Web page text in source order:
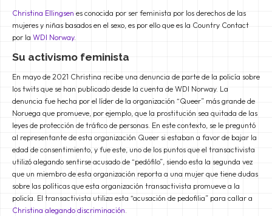
Christina Ellingsen es conocida por ser feminista por los derechos de las
mujeres y niñas basados en el sexo, es por ello que es la Country Contact
por la WDI Norway.
Su activismo feminista
En mayo de 2021 Christina recibe una denuncia de parte de la policía sobre
los twits que se han publicado desde la cuenta de WDI Norway. La
denuncia fue hecha por el líder de la organización “Queer” más grande de
Noruega que promueve, por ejemplo, que la prostitución sea quitada de las
leyes de protección de tráfico de personas. En este contexto, se le preguntó
al representante de esta organización Queer si estaban a favor de bajar la
edad de consentimiento, y fue este, uno de los puntos que el transactivista
utilizó alegando sentirse acusado de “pedófilo”, siendo esta la segunda vez
que un miembro de esta organización reporta a una mujer que tiene dudas
sobre las políticas que esta organización transactivista promueve a la
policía. El transactivista utiliza esta “acusación de pedofilia” para callar a
Christina alegando discriminación